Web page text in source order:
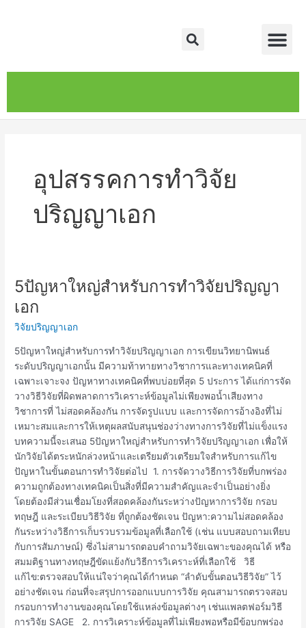
Search
อุปสรรคการทำวิจัย
ปริญญาเอก
5ปัญหาใหญ่สำหรับการทำวิจัยปริญญา
เอก
วิจัยปริญญาเอก
5ปัญหาใหญ่สำหรับการทำวิจัยปริญญาเอก การเขียนวิทยานิพนธ์
ระดับปริญญาเอกนั้น มีความท้าทายทางวิชาการและทางเทคนิคที่
เฉพาะเจาะจง ปัญหาทางเทคนิคที่พบบ่อยที่สุด 5 ประการ ได้แก่การจัด
วางวิธีวิจัยที่ผิดพลาดการวิเคราะห์ข้อมูลไม่เพียงพอน้ำเสียงทาง
วิชาการที่ ไม่สอดคล้องกัน การจัดรูปแบบ และการจัดการอ้างอิงที่ไม่
เหมาะสมและการให้เหตุผลสนับสนุนช่องว่างทางการวิจัยที่ไม่แข็งแรง
บทความนี้จะเสนอ 5ปัญหาใหญ่สำหรับการทำวิจัยปริญญาเอก เพื่อให้
นักวิจัยได้ตระหนักล่วงหน้าและเตรียมตัวเตรียมใจสำหรับการแก้ไข
ปัญหาในขั้นตอนการทำวิจัยต่อไป 1. การจัดวางวิธีการวิจัยที่บกพร่อง
ความถูกต้องทางเทคนิคเป็นสิ่งที่มีความสำคัญและจำเป็นอย่างยิ่ง
โดยต้องมีส่วนเชื่อมโยงที่สอดคล้องกันระหว่างปัญหาการวิจัย กรอบ
ทฤษฎี และระเบียบวิธีวิจัย ที่ถูกต้องชัดเจน ปัญหา:ความไม่สอดคล้อง
กันระหว่างวิธีการเก็บรวบรวมข้อมูลที่เลือกใช้ (เช่น แบบสอบถามเทียบ
กับการสัมภาษณ์) ซึ่งไม่สามารถตอบคำถามวิจัยเฉพาะของคุณได้ หรือ
สมมติฐานทางทฤษฎีขัดแย้งกับวิธีการวิเคราะห์ที่เลือกใช้ วิธี
แก้ไข:ตรวจสอบให้แน่ใจว่าคุณได้กำหนด “ลำดับขั้นตอนวิธีวิจัย” ไว้
อย่างชัดเจน ก่อนที่จะสรุปการออกแบบการวิจัย คุณสามารถตรวจสอบ
กรอบการทำงานของคุณโดยใช้แหล่งข้อมูลต่างๆ เช่นแพลตฟอร์มวิธี
การวิจัย SAGE 2. การวิเคราะห์ข้อมูลที่ไม่เพียงพอหรือมีข้อบกพร่อง
5ปัญหา
สำหรับ
การ
วิจัย